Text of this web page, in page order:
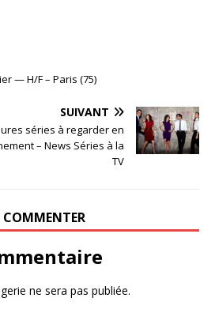
— H/F – Paris (75)
SUIVANT
séries à regarder en
– News Séries à la
TV
COMMENTER
ne sera pas publiée.